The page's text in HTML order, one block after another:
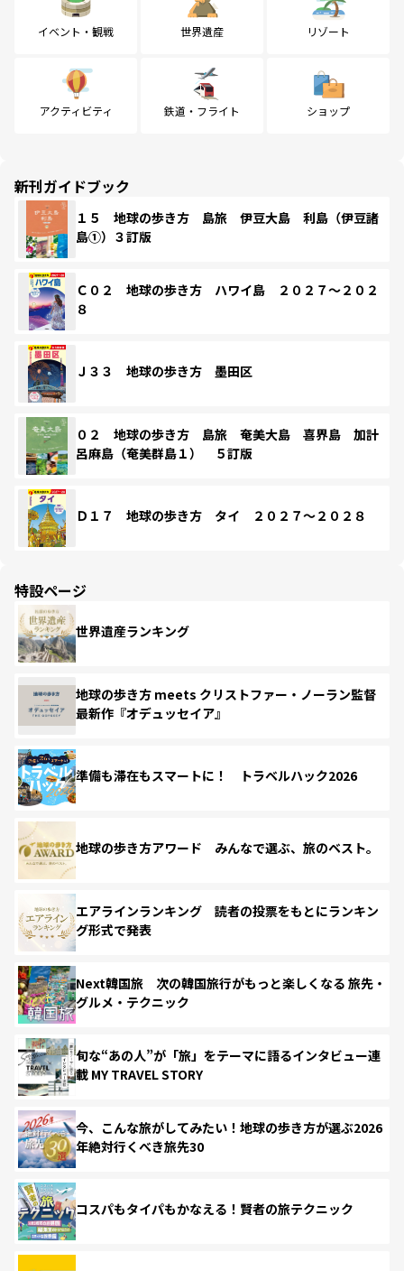
イベント・観戦 世界遺産 リゾート
アクティビティ 鉄道・フライト ショップ
新刊ガイドブック
１５ 地球の歩き方 島旅 伊豆大島 利島（伊豆諸
島①）３訂版
Ｃ０２ 地球の歩き方 ハワイ島 ２０２７～２０２
８
Ｊ３３ 地球の歩き方 墨田区
０２ 地球の歩き方 島旅 奄美大島 喜界島 加計
呂麻島（奄美群島１） ５訂版
Ｄ１７ 地球の歩き方 タイ ２０２７～２０２８
特設ページ
世界遺産ランキング
地球の歩き方 meets クリストファー・ノーラン監督
最新作『オデュッセイア』
準備も滞在もスマートに！ トラベルハック2026
地球の歩き方アワード みんなで選ぶ、旅のベスト。
エアラインランキング 読者の投票をもとにランキン
グ形式で発表
Next韓国旅 次の韓国旅行がもっと楽しくなる 旅先・
グルメ・テクニック
旬な“あの人”が「旅」をテーマに語るインタビュー連
載 MY TRAVEL STORY
今、こんな旅がしてみたい！地球の歩き方が選ぶ2026
年絶対行くべき旅先30
コスパもタイパもかなえる！賢者の旅テクニック